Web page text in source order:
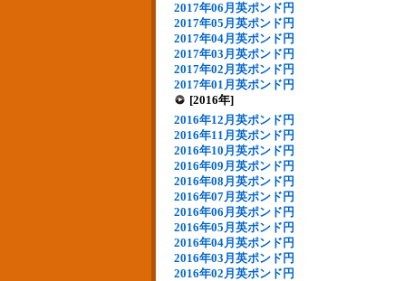
2017年06月英ポンド円
2017年05月英ポンド円
2017年04月英ポンド円
2017年03月英ポンド円
2017年02月英ポンド円
2017年01月英ポンド円
[2016年]
2016年12月英ポンド円
2016年11月英ポンド円
2016年10月英ポンド円
2016年09月英ポンド円
2016年08月英ポンド円
2016年07月英ポンド円
2016年06月英ポンド円
2016年05月英ポンド円
2016年04月英ポンド円
2016年03月英ポンド円
2016年02月英ポンド円